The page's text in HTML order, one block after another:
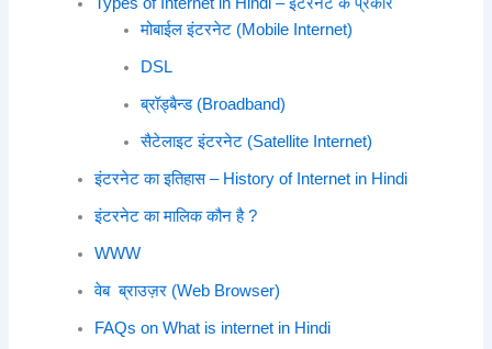
Types of Internet in Hindi – इंटरनेट के प्रकार
मोबाईल इंटरनेट (Mobile Internet)
DSL
ब्रॉड्बैन्ड (Broadband)
सैटेलाइट इंटरनेट (Satellite Internet)
इंटरनेट का इतिहास – History of Internet in Hindi
इंटरनेट का मालिक कौन है ?
WWW
वेब ब्राउज़र (Web Browser)
FAQs on What is internet in Hindi